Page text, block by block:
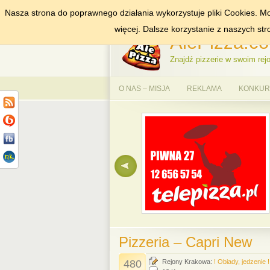
DODAJ NAS DO ULUBIONYCH ZNAJDŹ
Znajdź pizzerie w swoim
O NAS – MISJA REKLAMA
Pizzeria – Capri New
480 Rejony Krakowa: ! Obiady, jedzenie !
Nasza strona do poprawnego działania wykorzystuje pliki Cookies.
więcej. Dalsze korzystanie z naszych